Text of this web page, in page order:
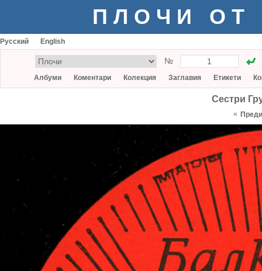
ПЛОЧИ ОТ
Русский English
№
Албуми Коментари Колекция Заглавия Етикети
Сестри
«